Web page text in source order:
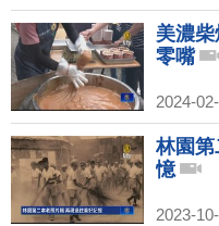
美濃
零嘴
2024-
林園
憶
2023-